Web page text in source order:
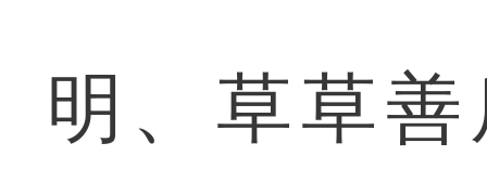
明、草草